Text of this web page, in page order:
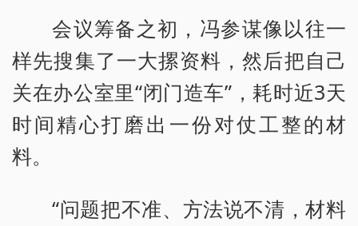
会议筹备之初，冯参谋像以往一
样先搜集了一大摞资料，然后把自己
关在办公室里“闭门造车”，耗时近3天
时间精心打磨出一份对仗工整的材
料。
“问题把不准、方法说不清，材料